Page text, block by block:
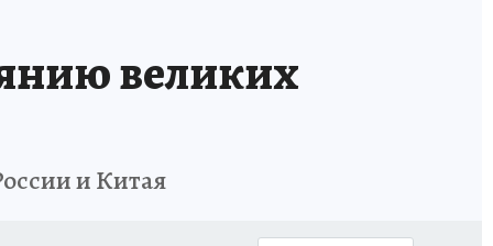
великих
и Китая